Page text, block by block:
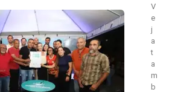
V
e
j
a
t
a
m
b